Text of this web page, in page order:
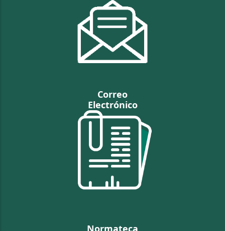
Correo
Electrónico
Normateca